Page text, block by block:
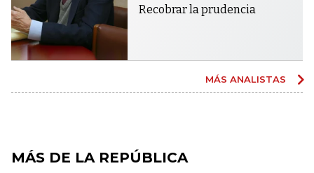
Recobrar la prudencia
MÁS ANALISTAS
MÁS DE LA REPÚBLICA